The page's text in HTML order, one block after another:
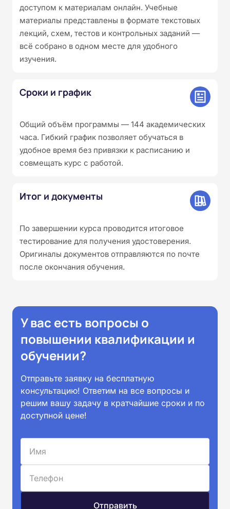
доступом к материалам онлайн. Учебные
материалы представлены в формате текстовых
лекций, схем, тестов и контрольных заданий —
всё собрано в одном месте для удобного
изучения.
Сроки и график
Общий объём программы — 144 академических
часа. Гибкий график позволяет обучаться в
удобное время без привязки к расписанию и
совмещать курс с работой.
Итог и документы
По завершении курса проводится итоговое
тестирование для получения удостоверения.
Оригиналы документов отправляются по почте
после окончания обучения.
У вас есть вопросы о
повышении квалификации и
обучении?
Отправьте заявку на бесплатную
консультацию! Ответим на все вопросы и
решим вашу задачу в кратчайшие сроки и по
доступной цене!